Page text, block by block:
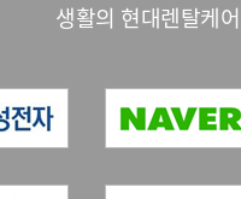
생활의 현대렌탈케